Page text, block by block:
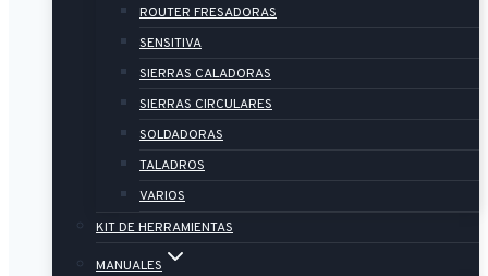
ROUTER FRESADORAS
SENSITIVA
SIERRAS CALADORAS
SIERRAS CIRCULARES
SOLDADORAS
TALADROS
VARIOS
KIT DE HERRAMIENTAS
MANUALES